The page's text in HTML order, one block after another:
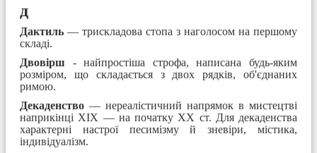
д
Дактиль — трискладова стопа з наголосом на першому
складі.
Двовірш - найпростіша строфа, написана будь-яким
розміром, що складається з двох рядків, об'єднаних
римою.
Декаденство — нереалістичний напрямок в мистецтві
наприкінці XIX — на початку XX ст. Для декаденства
характерні настрої песимізму й зневіри, містика,
індивідуалізм.